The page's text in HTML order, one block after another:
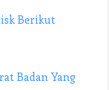
Berikut
Badan Yang